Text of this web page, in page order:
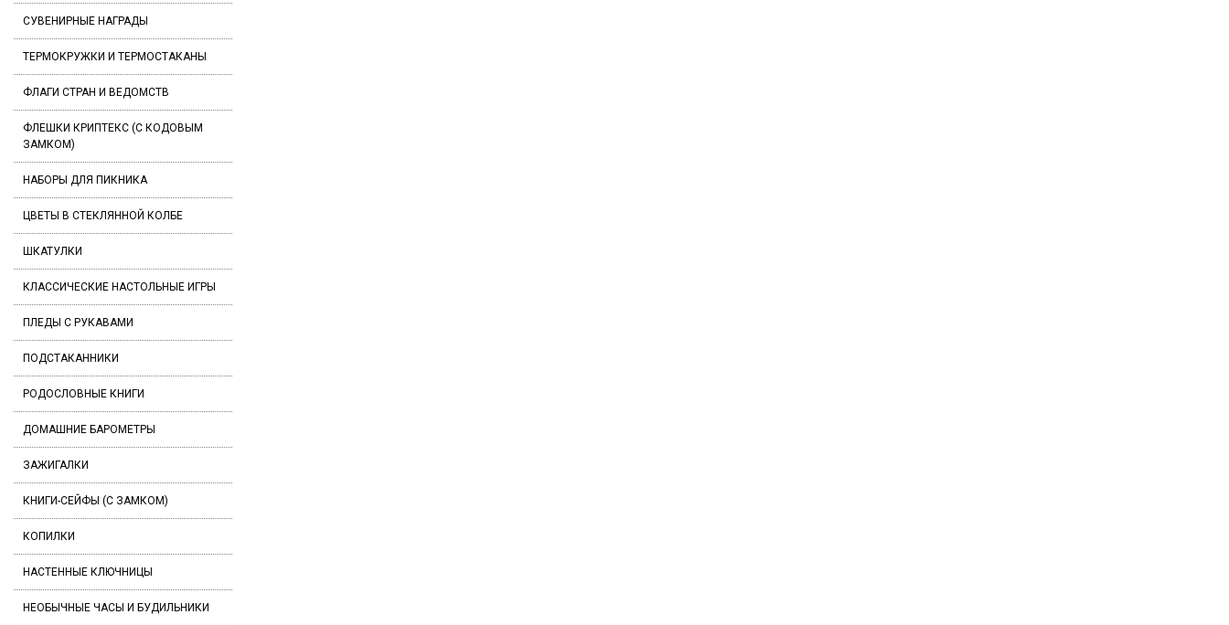
СУВЕНИРНЫЕ НАГРАДЫ
ТЕРМОКРУЖКИ И ТЕРМОСТАКАНЫ
ФЛАГИ СТРАН И ВЕДОМСТВ
ФЛЕШКИ КРИПТЕКС (С КОДОВЫМ
ЗАМКОМ)
НАБОРЫ ДЛЯ ПИКНИКА
ЦВЕТЫ В СТЕКЛЯННОЙ КОЛБЕ
ШКАТУЛКИ
КЛАССИЧЕСКИЕ НАСТОЛЬНЫЕ ИГРЫ
ПЛЕДЫ С РУКАВАМИ
ПОДСТАКАННИКИ
РОДОСЛОВНЫЕ КНИГИ
ДОМАШНИЕ БАРОМЕТРЫ
ЗАЖИГАЛКИ
КНИГИ-СЕЙФЫ (С ЗАМКОМ)
КОПИЛКИ
НАСТЕННЫЕ КЛЮЧНИЦЫ
НЕОБЫЧНЫЕ ЧАСЫ И БУДИЛЬНИКИ